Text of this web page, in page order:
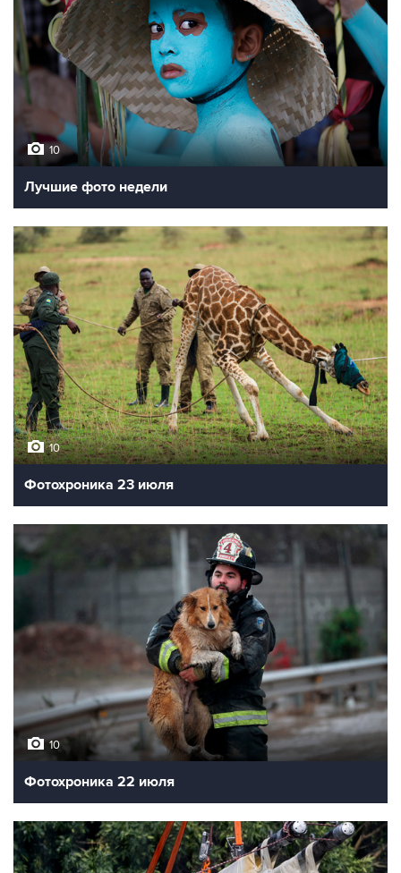
10
Лучшие фото недели
10
Фотохроника 23 июля
10
Фотохроника 22 июля